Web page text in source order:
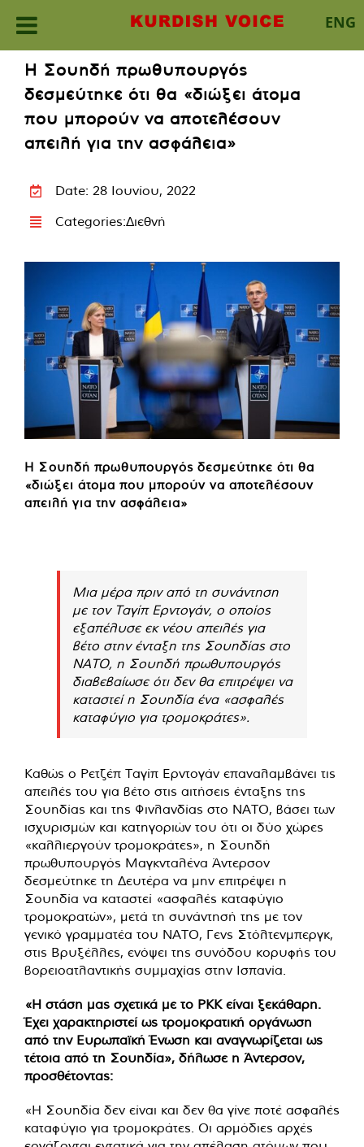
ENG
content
Η Σουηδή πρωθυπουργός
δεσμεύτηκε ότι θα «διώξει άτομα
που μπορούν να αποτελέσουν
απειλή για την ασφάλεια»
Date: 28 Ιουνίου, 2022
Categories:Διεθνή
Η Σουηδή πρωθυπουργός δεσμεύτηκε ότι θα
«διώξει άτομα που μπορούν να αποτελέσουν
απειλή για την ασφάλεια»
Μια μέρα πριν από τη συνάντηση
με τον Ταγίπ Ερντογάν, ο οποίος
εξαπέλυσε εκ νέου απειλές για
βέτο στην ένταξη της Σουηδίας στο
ΝΑΤΟ, η Σουηδή πρωθυπουργός
διαβεβαίωσε ότι δεν θα επιτρέψει να
καταστεί η Σουηδία ένα «ασφαλές
καταφύγιο για τρομοκράτες».
Καθώς ο Ρετζέπ Ταγίπ Ερντογάν επαναλαμβάνει τις
απειλές του για βέτο στις αιτήσεις ένταξης της
Σουηδίας και της Φινλανδίας στο ΝΑΤΟ, βάσει των
ισχυρισμών και κατηγοριών του ότι οι δύο χώρες
«καλλιεργούν τρομοκράτες», η Σουηδή
πρωθυπουργός Μαγκνταλένα Άντερσον
δεσμεύτηκε τη Δευτέρα να μην επιτρέψει η
Σουηδία να καταστεί «ασφαλές καταφύγιο
τρομοκρατών», μετά τη συνάντησή της με τον
γενικό γραμματέα του ΝΑΤΟ, Γενς Στόλτενμπεργκ,
στις Βρυξέλλες, ενόψει της συνόδου κορυφής του
βορειοατλαντικής συμμαχίας στην Ισπανία.
«Η στάση μας σχετικά με το PKK είναι ξεκάθαρη.
Έχει χαρακτηριστεί ως τρομοκρατική οργάνωση
από την Ευρωπαϊκή Ένωση και αναγνωρίζεται ως
τέτοια από τη Σουηδία», δήλωσε η Άντερσον,
προσθέτοντας:
«Η Σουηδία δεν είναι και δεν θα γίνε ποτέ ασφαλές
καταφύγιο για τρομοκράτες. Οι αρμόδιες αρχές